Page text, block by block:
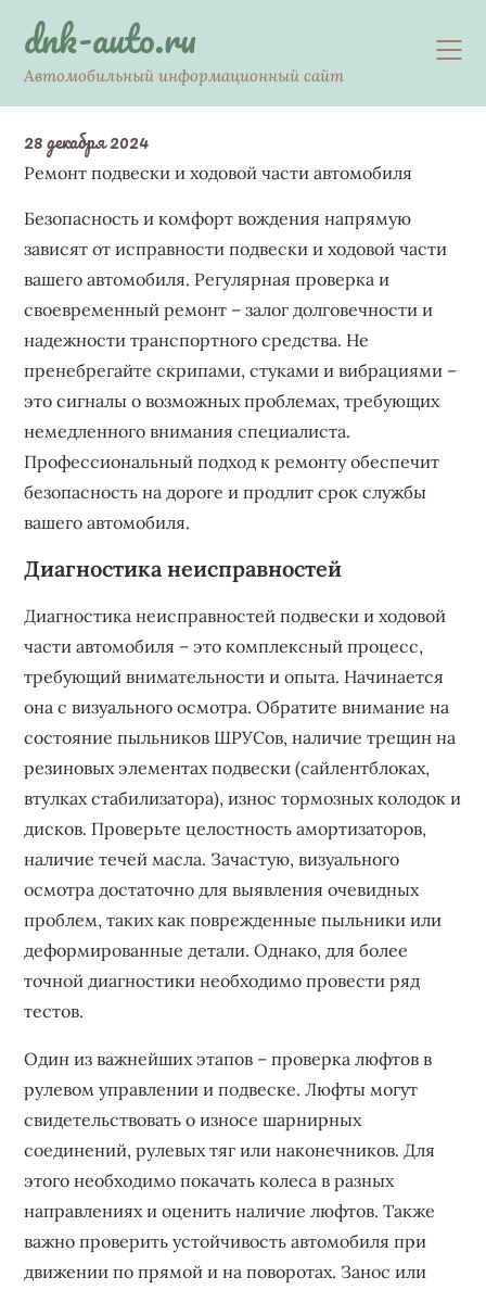
contentdnk-auto.ru
Автомобильный информационный сайт
28 декабря 2024
Ремонт подвески и ходовой части автомобиля
Безопасность и комфорт вождения напрямую
зависят от исправности подвески и ходовой части
вашего автомобиля. Регулярная проверка и
своевременный ремонт – залог долговечности и
надежности транспортного средства. Не
пренебрегайте скрипами‚ стуками и вибрациями –
это сигналы о возможных проблемах‚ требующих
немедленного внимания специалиста.
Профессиональный подход к ремонту обеспечит
безопасность на дороге и продлит срок службы
вашего автомобиля.
Диагностика неисправностей
Диагностика неисправностей подвески и ходовой
части автомобиля – это комплексный процесс‚
требующий внимательности и опыта. Начинается
она с визуального осмотра. Обратите внимание на
состояние пыльников ШРУСов‚ наличие трещин на
резиновых элементах подвески (сайлентблоках‚
втулках стабилизатора)‚ износ тормозных колодок и
дисков. Проверьте целостность амортизаторов‚
наличие течей масла. Зачастую‚ визуального
осмотра достаточно для выявления очевидных
проблем‚ таких как поврежденные пыльники или
деформированные детали. Однако‚ для более
точной диагностики необходимо провести ряд
тестов.
Один из важнейших этапов – проверка люфтов в
рулевом управлении и подвеске. Люфты могут
свидетельствовать о износе шарнирных
соединений‚ рулевых тяг или наконечников. Для
этого необходимо покачать колеса в разных
направлениях и оценить наличие люфтов. Также
важно проверить устойчивость автомобиля при
движении по прямой и на поворотах. Занос или